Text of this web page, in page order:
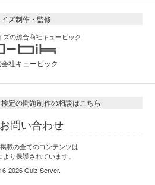
イズ制作・監修
ズの総合商社キュービック
社キュービック
定の問題制作の相談はこちら
お問い合わせ
載の全てのコンテンツは
り保護されています。
2026Quiz Server.